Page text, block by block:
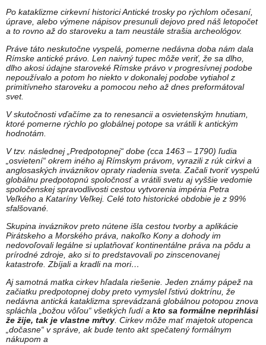
Po kataklizme cirkevní historici Antické trosky po rýchlom očesaní,
úprave, alebo výmene nápisov presunuli dejovo pred náš letopočet
a to rovno až do staroveku a tam neustále strašia archeológov.
Práve táto neskutočne vyspelá, pomerne nedávna doba nám dala
Rímske antické právo. Len naivný tupec môže veriť, že sa dlho,
dlho akosi údajne staroveké Rímske právo v progresívnej podobe
nepoužívalo a potom ho niekto v dokonalej podobe vytiahol z
primitívneho staroveku a pomocou neho až dnes preformátoval
svet.
V skutočnosti vďačíme za to renesancii a osvietenským hnutiam,
ktoré pomerne rýchlo po globálnej potope sa vrátili k antickým
hodnotám.
V tzv. následnej „Predpotopnej“ dobe (cca 1463 – 1790) ľudia
„osvietení“ okrem iného aj Rímskym právom, vyrazili z rúk cirkvi a
anglosaských inváznikov opraty riadenia sveta. Začali tvoriť vyspelú
globálnu predpotopnú spoločnosť a vrátili svetu aj vyššie vedomie
spoločenskej spravodlivosti cestou vytvorenia impéria Petra
Veľkého a Kataríny Veľkej. Celé toto historické obdobie je z 99%
sfalšované.
Skupina inváznikov preto nútene išla cestou tvorby a aplikácie
Pirátskeho a Morského práva, nakoľko Kony a dohody im
nedovoľovali legálne si uplatňovať kontinentálne práva na pôdu a
prírodné zdroje, ako si to predstavovali po zinscenovanej
katastrofe. Zbíjali a kradli na mori…
Aj samotná matka cirkev hľadala riešenie. Jeden známy pápež na
začiatku predpotopnej doby preto vymyslel ľstivú doktrínu, že
nedávna antická kataklizma sprevádzaná globálnou potopou znova
spláchla „božou vôľou“ všetkých ľudí a kto sa formálne neprihlási
že žije, tak je vlastne mŕtvy. Cirkev môže mať majetok utopenca
„dočasne“ v správe, ak bude tento akt spečatený formálnym
nákupom a